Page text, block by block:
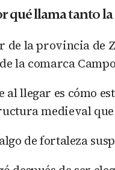
qué llama tanto
de la provincia de
la comarca
llegar es cómo
medieval
de fortaleza